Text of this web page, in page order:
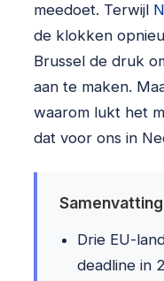
meedoet. Terwijl
de klokken
Brussel de druk
aan te maken.
waarom lukt het
dat voor ons in
Samenvatting
Drie EU-
deadline in